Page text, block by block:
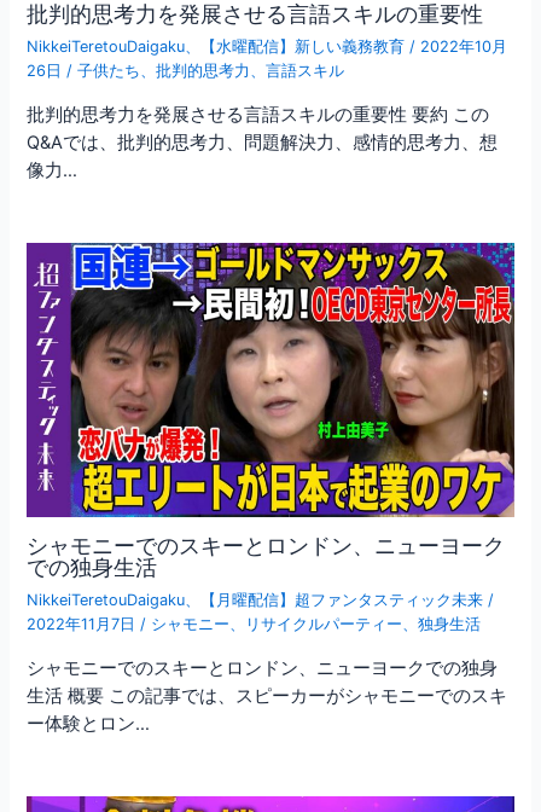
批判的思考力を発展させる言語スキルの重要性
NikkeiTeretouDaigaku、 【水曜配信】新しい義務教育 / 2022年10月
26日 /子供たち、批判的思考力 、言語スキル
批判的思考力を発展させる言語スキルの重要性 要約 この
Q&Aでは、批判的思考力、問題解決力、感情的思考力、想
像力…
シャモニーでのスキーとロンドン、ニューヨーク
での独身生活
NikkeiTeretouDaigaku、 【月曜配信】超ファンタスティック未来 /
2022年11月7日 / シャモニー、 リサイクルパーティー、独身生活
シャモニーでのスキーとロンドン、ニューヨークでの独身
生活 概要 この記事では、スピーカーがシャモニーでのスキ
ー体験とロン…